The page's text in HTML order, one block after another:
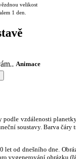
velikost
1 den.
Animace
vzdálenosti
soustavy. Barva
od dnešního dne.
vygenerování obrázku